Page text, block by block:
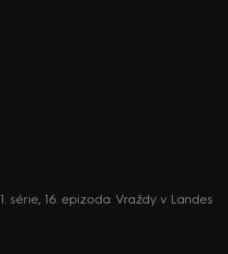
1. série, 16. epizoda: Vraždy v Landes